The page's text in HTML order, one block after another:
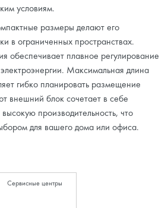
условиям.
размеры делают его
в ограниченных пространствах.
обеспечивает плавное регулирование
Максимальная длина
гибко планировать размещение
внешний блок сочетает в себе
производительность, что
для вашего дома или офиса.
Сервисные центры